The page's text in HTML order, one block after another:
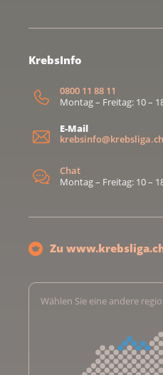
KrebsInfo
0800 11 88 11
Montag – Freitag: 10 –
E-Mail
krebsinfo@krebsliga.ch
Chat
Montag – Freitag: 10 –
Zu
Wählen Sie eine andere